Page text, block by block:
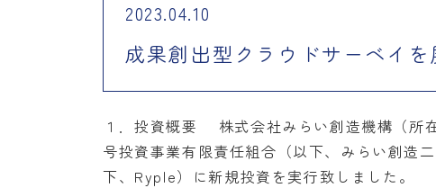
2023.04.10
成果創出型クラウドサーベイ
１．投資概要 株式会社みらい創造機構（所
号投資事業有限責任組合（以下、みらい創造
下、Ryple）に新規投資を実行致しました。